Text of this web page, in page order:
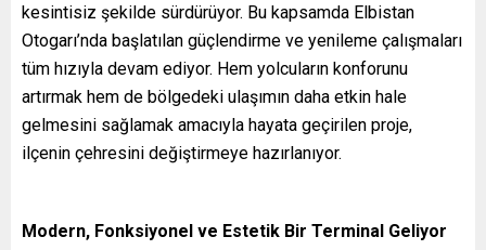
kesintisiz şekilde sürdürüyor. Bu kapsamda Elbistan
Otogarı’nda başlatılan güçlendirme ve yenileme çalışmaları
tüm hızıyla devam ediyor. Hem yolcuların konforunu
artırmak hem de bölgedeki ulaşımın daha etkin hale
gelmesini sağlamak amacıyla hayata geçirilen proje,
ilçenin çehresini değiştirmeye hazırlanıyor.
Modern, Fonksiyonel ve Estetik Bir Terminal Geliyor